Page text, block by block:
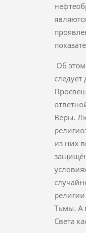
Об
следует
Веры.
из них
Тьмы. А
Света